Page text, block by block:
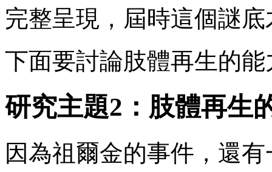
完整呈現，屆時這個謎
下面要討論肢體再生的能
研究主題2：肢體再生
因為祖爾金的事件，還